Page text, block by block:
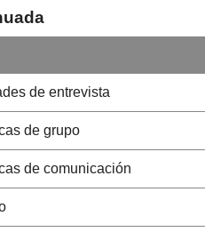
de entrevista
de grupo
de comunicación